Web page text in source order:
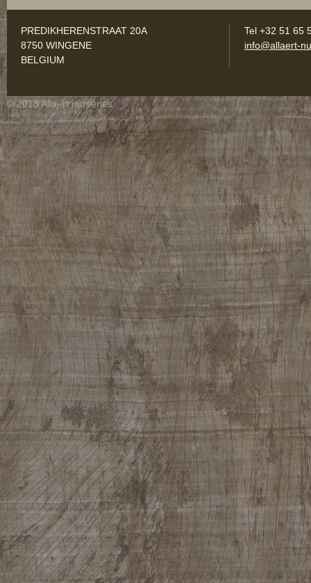
PREDIKHERENSTRAAT 20A
8750 WINGENE
BELGIUM
Tel +32 51 65
info@allaert-
© 2013 Allaert nurseries